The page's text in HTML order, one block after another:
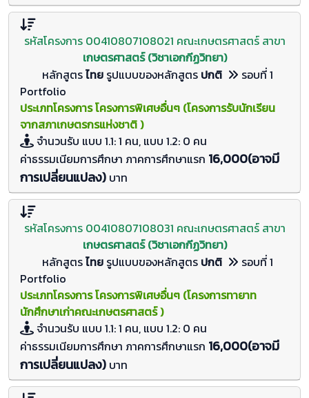
รหัสโครงการ 00410807108021 คณะเกษตรศาสตร์ สาขา
เกษตรศาสตร์ (วิชาเอกกีฏวิทยา)
หลักสูตรไทย รูปแบบของหลักสูตร ปกติ
รอบที่ 1
Portfolio
ประเภทโครงการ โครงการพิเศษอื่นๆ (โครงการรับนักเรียน
จากสภาเกษตรกรแห่งชาติ )
จำนวนรับ แบบ 1.1: 1 คน, แบบ 1.2: 0 คน
ค่าธรรมเนียมการศึกษา ภาคการศึกษาแรก 16,000(อาจมี
การเปลี่ยนแปลง) บาท
รหัสโครงการ 00410807108031 คณะเกษตรศาสตร์ สาขา
เกษตรศาสตร์ (วิชาเอกกีฏวิทยา)
หลักสูตรไทย รูปแบบของหลักสูตร ปกติ
รอบที่ 1
Portfolio
ประเภทโครงการ โครงการพิเศษอื่นๆ (โครงการทายาท
นักศึกษาเก่าคณะเกษตรศาสตร์ )
จำนวนรับ แบบ 1.1: 1 คน, แบบ 1.2: 0 คน
ค่าธรรมเนียมการศึกษา ภาคการศึกษาแรก 16,000(อาจมี
การเปลี่ยนแปลง) บาท